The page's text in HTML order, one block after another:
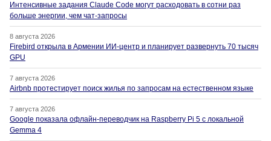
Интенсивные задания Claude Code могут расходовать в сотни раз
больше энергии, чем чат-запросы
8 августа 2026
Firebird открыла в Армении ИИ-центр и планирует развернуть 70 тысяч
GPU
7 августа 2026
Airbnb протестирует поиск жилья по запросам на естественном языке
7 августа 2026
Google показала офлайн-переводчик на Raspberry Pi 5 с локальной
Gemma 4